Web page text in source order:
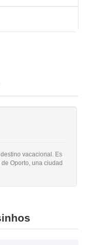
vacacional. Es
Oporto, una ciudad